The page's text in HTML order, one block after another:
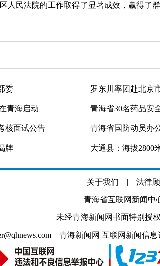
人民法院的工作取得了显著成效，赢得了群
委 罗东川率团赴北京
青海启动 青海省30名药品安
核面试公告 青海省国防动员办
牌 大通县：海拔2800
关于我们 | 法律
青海省互联网新闻
未经青海新闻网书面特别授
青海新闻网 互联网新闻信息